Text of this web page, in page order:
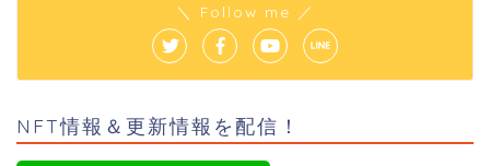
＼ Follow me ／
NFT情報＆更新情報を配信！